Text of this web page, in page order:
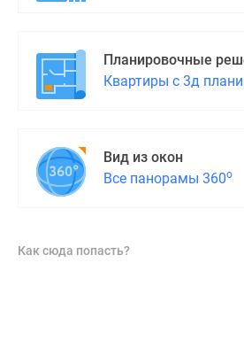
Планировочные
Квартиры с 3д
Вид из окон
Все панорамы 360о
Как сюда попасть?